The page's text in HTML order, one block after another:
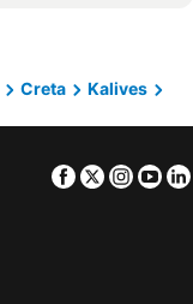
Creta
Kalives
Facebook
Twitter